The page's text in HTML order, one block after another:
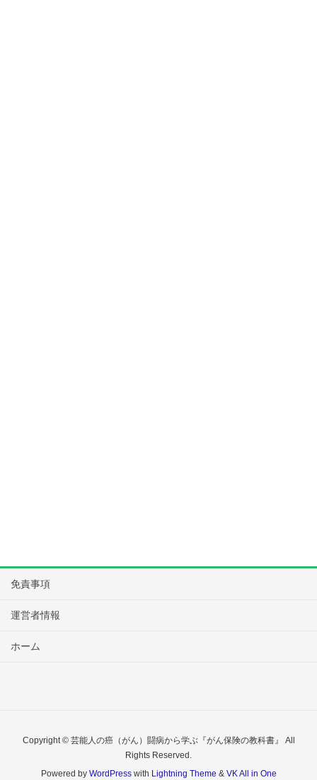
免責事項
運営者情報
ホーム
Copyright © 芸能人の癌（がん）闘病から学ぶ『がん保険の教科書』 All
Rights Reserved.
Powered by WordPresswith Lightning Theme & VK All in One